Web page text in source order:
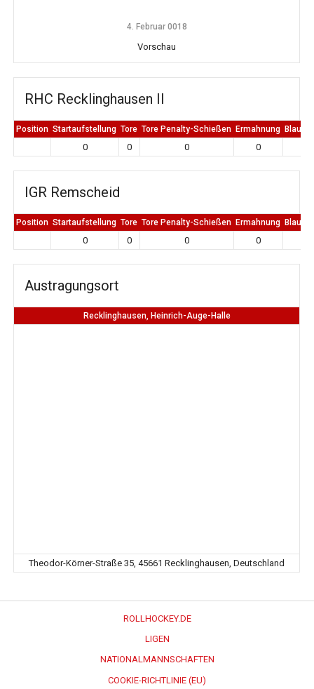
4. Februar 0018
Vorschau
RHC Recklinghausen II
Position Startaufstellung Tore Tore Penalty-Schießen Ermahnung Blaue
0 0 0 0
IGR Remscheid
Position Startaufstellung Tore Tore Penalty-Schießen Ermahnung Blaue
0 0 0 0
Austragungsort
Recklinghausen, Heinrich-Auge-Halle
Theodor-Körner-Straße 35, 45661 Recklinghausen, Deutschland
ROLLHOCKEY.DE
LIGEN
NATIONALMANNSCHAFTEN
COOKIE-RICHTLINIE (EU)